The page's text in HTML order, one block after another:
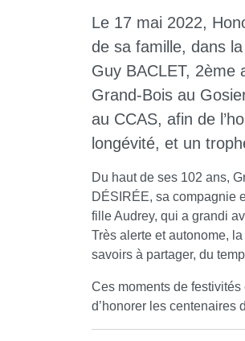
Le 17 mai 2022,
de sa famille, dans
Guy BACLET, 2ème
Grand-Bois au
au CCAS, afin de
longévité, et un
Du haut de ses 102 ans,
DÉSIRÉE, sa compagnie
fille Audrey, qui a grandi
Très alerte et autonome,
savoirs à partager, du
Ces moments de
d’honorer les centenaires